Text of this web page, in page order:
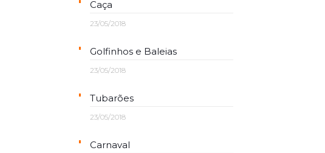
Caça
23/05/2018
Golfinhos e Baleias
23/05/2018
Tubarões
23/05/2018
Carnaval